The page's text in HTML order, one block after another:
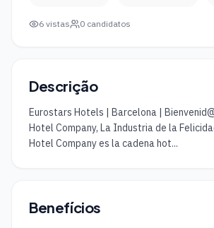
6 vistas 0 candidatos
Descrição
Eurostars Hotels | Barcelona |
Hotel Company, La Industria de la
Hotel Company es la cadena hot...
Benefícios